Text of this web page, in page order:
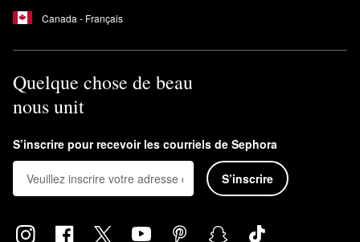
Canada - Français
Quelque chose de beau
nous unit
S’inscrire pour recevoir les courriels de Sephora
S’inscrire